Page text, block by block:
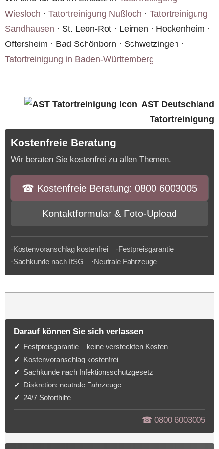
Wiesloch · Tatortreinigung Nußloch · Tatortreinigung
Sandhausen · St. Leon-Rot · Leimen · Hockenheim ·
Oftersheim · Bad Schönborn · Schwetzingen ·
Tatortreinigung in Baden-Württemberg
AST Deutschland
Tatortreinigung
Kostenfreie Beratung
Wir beraten Sie kostenfrei zu allen Themen.
☎︎ Kostenfreie Beratung: 0800 6003005
Kontaktformular & Foto-Upload
·Kostenvoranschlag kostenfrei ·Festpreisgarantie
·Sachkunde nach IfSG ·Neutrale Fahrzeuge
Darauf können Sie sich verlassen
Festpreisgarantie – keine versteckten Kosten
Kostenvoranschlag kostenfrei
Sachkunde nach Infektionsschutzgesetz
Diskretion: neutrale Fahrzeuge
24/7 Soforthilfe
☎︎ 0800 6003005